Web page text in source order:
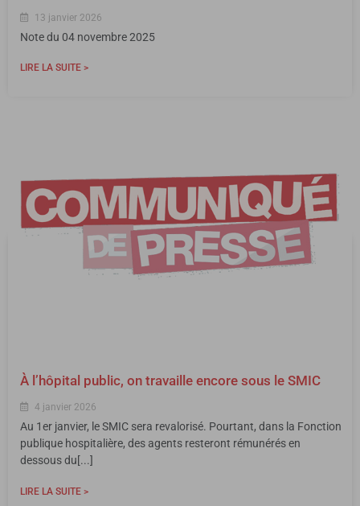
13 janvier 2026
Note du 04 novembre 2025
LIRE LA SUITE >
À l’hôpital public, on travaille encore sous le SMIC
4 janvier 2026
Au 1er janvier, le SMIC sera revalorisé. Pourtant, dans la Fonction
publique hospitalière, des agents resteront rémunérés en
dessous du[...]
LIRE LA SUITE >